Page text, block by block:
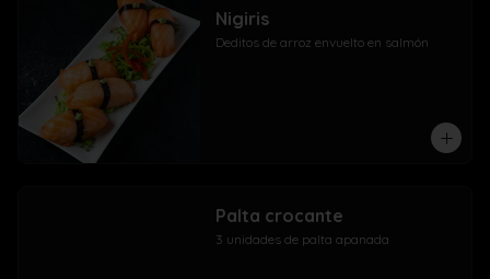
Nigiris
Deditos de arroz envuelto en salmón
Palta crocante
3 unidades de palta apanada